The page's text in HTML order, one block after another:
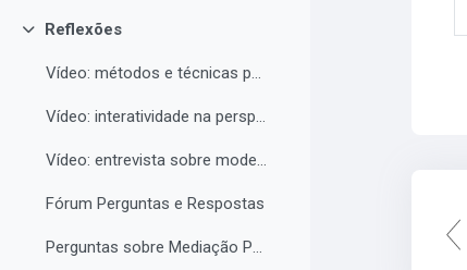
Colapsar
Reflexões
Vídeo: métodos e técnicas para EAD
Vídeo: interatividade na perspectiva de Vigotski
Vídeo: entrevista sobre modelos de tutoria e modelos de cursos a distância
Fórum Perguntas e Respostas
Perguntas sobre Mediação Pedagógica